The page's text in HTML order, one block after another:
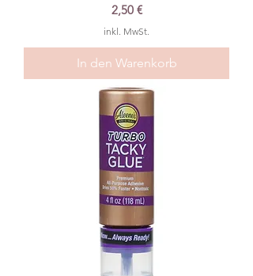
Preis
2,50 €
inkl. MwSt.
In den Warenkorb